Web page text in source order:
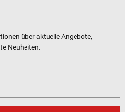
über aktuelle Angebote,
Neuheiten.